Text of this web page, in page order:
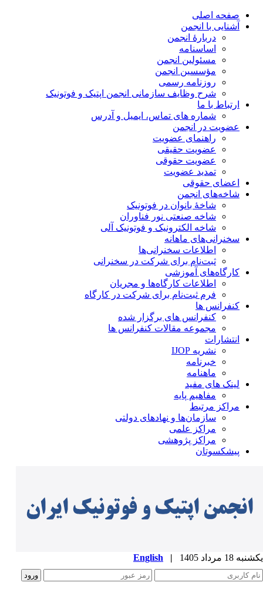
صفحه اصلی
آشنایی با انجمن
دربارۀ انجمن
اساسنامه
مسئولین انجمن
مؤسسین انجمن
روزنامه رسمی
شرح وظایف سازمانی انجمن اپتیک و فوتونیک
ارتباط با ما
شماره های تماس، ایمیل و آدرس
عضویت در انجمن
راهنمای عضویت
عضویت حقیقی
عضویت حقوقی
تمدید عضویت
اعضای حقوقی
شاخه‌های انجمن
شاخۀ بانوان در فوتونیک
شاخه صنعتی نور فناوران
شاخه‌ الکترونیک و فوتونیک آلی
سخنرانی‌های ماهانه
اطلاعات سخنرانی‌‌ها
ثبت‌نام برای شرکت در سخنرانی
کارگاه‌های آموزشی
اطلاعات کارگاه‌ها و مجریان
فرم ثبت‌نام برای شرکت در کارگاه
کنفرانس ها
کنفرانس های برگزار شده
مجموعه مقالات کنفرانس ها
انتشارات
نشریه IJOP
خبرنامه
ماهنامه
لینک های مفید
مفاهیم پایه
مراکز مرتبط
سازمان‌ها و نهادهای دولتی
مراکز علمی
مراکز پژوهشی
پیشکسوتان
18 مرداد 1405 |
English